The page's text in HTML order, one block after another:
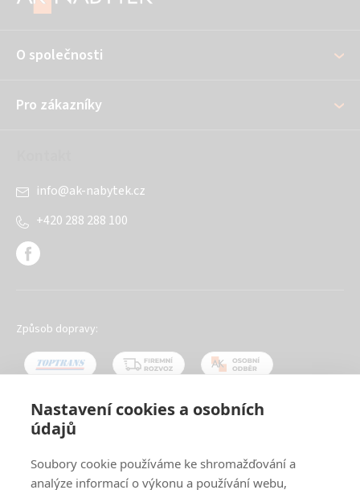
Nastavení cookies a osobních
údajů
Soubory cookie používáme ke shromažďování a
analýze informací o výkonu a používání webu,
O společnosti
Pro zákazníky
info@ak-nabytek.cz
+420 288 288 100
Způsob dopravy: